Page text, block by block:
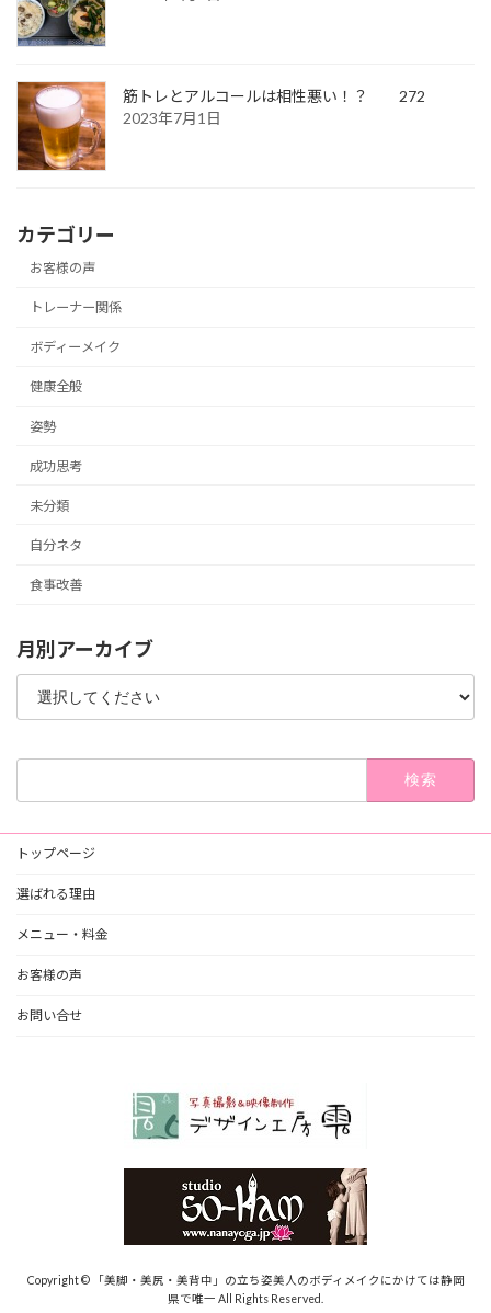
筋トレとアルコールは相性悪い！？ 272
2023年7月1日
カテゴリー
お客様の声
トレーナー関係
ボディーメイク
健康全般
姿勢
成功思考
未分類
自分ネタ
食事改善
月別アーカイブ
トップページ
選ばれる理由
メニュー・料金
お客様の声
お問い合せ
Copyright © 「美脚・美尻・美背中」の立ち姿美人のボディメイクにかけては静岡
県で唯一 All Rights Reserved.